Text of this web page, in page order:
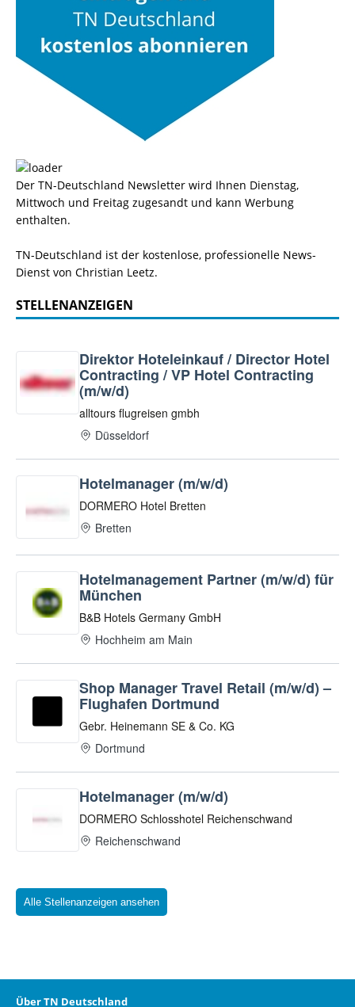
Der TN-Deutschland Newsletter wird Ihnen Dienstag,
Mittwoch und Freitag zugesandt und kann Werbung
enthalten.
TN-Deutschland ist der kostenlose, professionelle News-
Dienst von Christian Leetz.
STELLENANZEIGEN
Alle Stellenanzeigen ansehen
Über TN Deutschland